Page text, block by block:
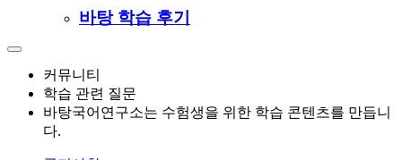
바탕 학습 후기
커뮤니티
학습 관련 질문
바탕국어연구소는 수험생을 위한 학습 콘텐츠를 만듭니
다.